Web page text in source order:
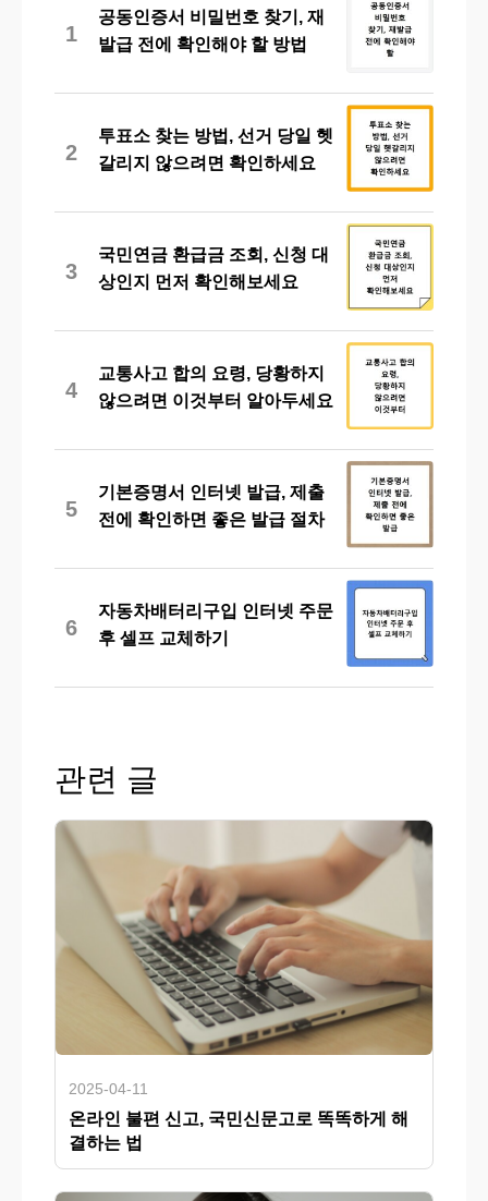
1
공동인증서 비밀번호 찾기, 재
발급 전에 확인해야 할 방법
2
투표소 찾는 방법, 선거 당일 헷
갈리지 않으려면 확인하세요
3
국민연금 환급금 조회, 신청 대
상인지 먼저 확인해보세요
4
교통사고 합의 요령, 당황하지
않으려면 이것부터 알아두세요
5
기본증명서 인터넷 발급, 제출
전에 확인하면 좋은 발급 절차
6
자동차배터리구입 인터넷 주문
후 셀프 교체하기
관련 글
2025-04-11
온라인 불편 신고, 국민신문고로 똑똑하게 해
결하는 법